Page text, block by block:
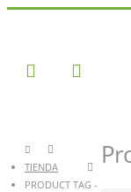
TIENDA
PRODUCT TAG -